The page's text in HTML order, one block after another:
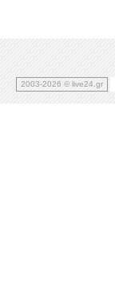
2003-2026 © live24.gr